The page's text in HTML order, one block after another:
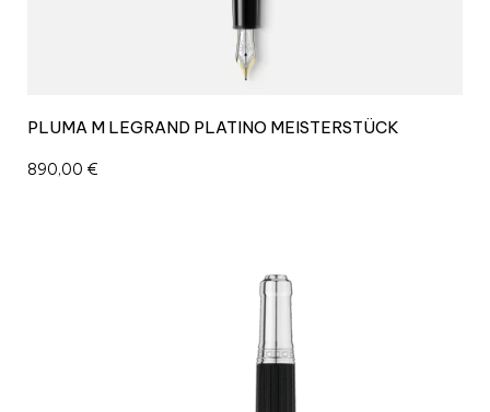
PLUMA M LEGRAND PLATINO MEISTERSTÜCK
890,00 €